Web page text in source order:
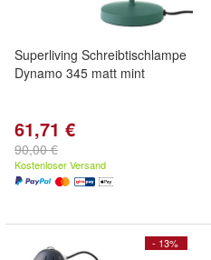
Superliving Schreibtischlampe
Dynamo 345 matt mint
61,71 €
90,00 €
Kostenloser Versand
- 13%